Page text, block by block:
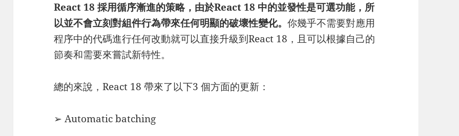
React 18 採用循序漸進的策略，由於React 18 中的並發性是可選功能，所
以並不會立刻對組件行為帶來任何明顯的破壞性變化。你幾乎不需要對應用
程序中的代碼進行任何改動就可以直接升級到React 18，且可以根據自己的
節奏和需要來嘗試新特性。
總的來說，React 18 帶來了以下3 個方面的更新：
➢ Automatic batching